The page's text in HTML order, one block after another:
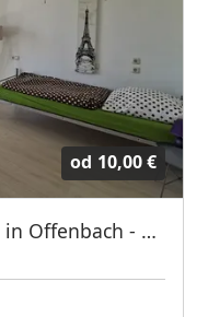
od 10,00 €
Schöne Zimmer/Wohnung in Offenbach - Direkt bei Frankfurt/Main